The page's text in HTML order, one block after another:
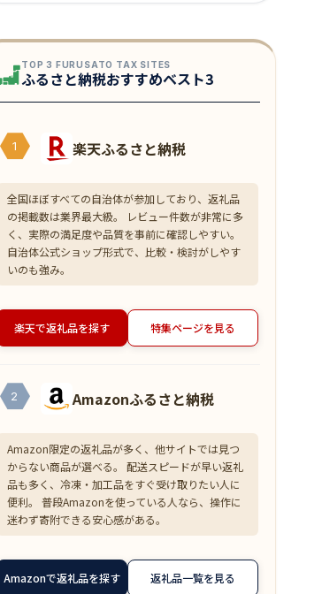
暮
ね
調理も楽々♪個別冷凍 冷凍 食品 チリ産
ント ご馳走グルメ 時短料理 ごはんのお
供
6,960円～
★ ★ ★★★4.31
店舗：越前かに問屋ますよね
がい/ツブガ
[刺身/海鮮/魚
3,980
用
ア
【超目玉】ズワイガニ むき身 爪下 1kg
(解凍後800g) 蟹 かに 冷凍 訳あり 送料無
料 zkani2410
6,999円～
★ ★★★★ 4.33
アミエビ オキ
まみ 送料無
1,390
TOP 3 FURUSATO TAX SITES
ふるさと納税おすすめベスト3
1 楽天ふるさと納税
全国ほぼすべての自治体が参加しており、返礼品
の掲載数は業界最大級。 レビュー件数が非常に多
く、実際の満足度や品質を事前に確認しやすい。
自治体公式ショップ形式で、比較・検討がしやす
いのも強み。
楽天で返礼品を探す 特集ページを見る
2 Amazonふるさと納税
Amazon限定の返礼品が多く、他サイトでは見つ
からない商品が選べる。 配送スピードが早い返礼
品も多く、冷凍・加工品をすぐ受け取りたい人に
便利。 普段Amazonを使っている人なら、操作に
迷わず寄附できる安心感がある。
Amazonで返礼品を探す 返礼品一覧を見る